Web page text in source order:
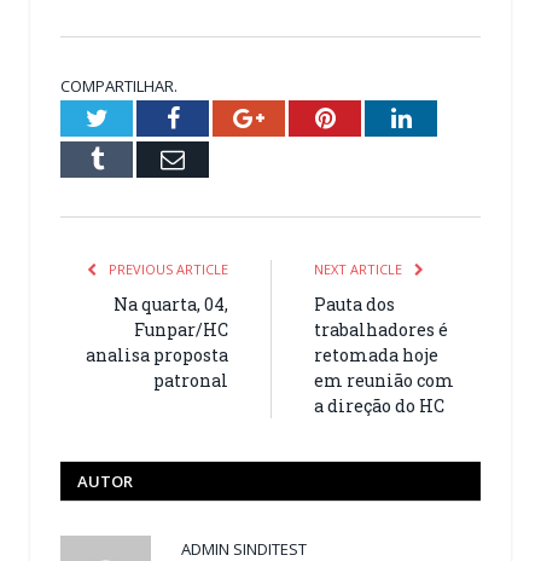
COMPARTILHAR.
TwitterFacebookGoogle+PinterestLinkedIn
Tumblr Email
PREVIOUS ARTICLE
Na quarta, 04,
Funpar/HC
analisa proposta
patronal
NEXT ARTICLE
Pauta dos
trabalhadores é
retomada hoje
em reunião com
a direção do HC
AUTOR
ADMIN SINDITEST